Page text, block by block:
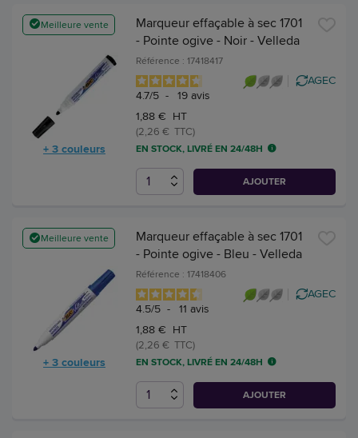
Meilleure vente
+ 3 couleurs
Marqueur effaçable à sec 1701
- Pointe ogive - Noir - Velleda
Référence : 17418417
4.7/5 - 19 avis
AGEC
1,88 € HT
(2,26 € TTC)
EN STOCK, LIVRÉ EN 24/48H
AJOUTER
Meilleure vente
+ 3 couleurs
Marqueur effaçable à sec 1701
- Pointe ogive - Bleu - Velleda
Référence : 17418406
4.5/5 - 11 avis
AGEC
1,88 € HT
(2,26 € TTC)
EN STOCK, LIVRÉ EN 24/48H
AJOUTER